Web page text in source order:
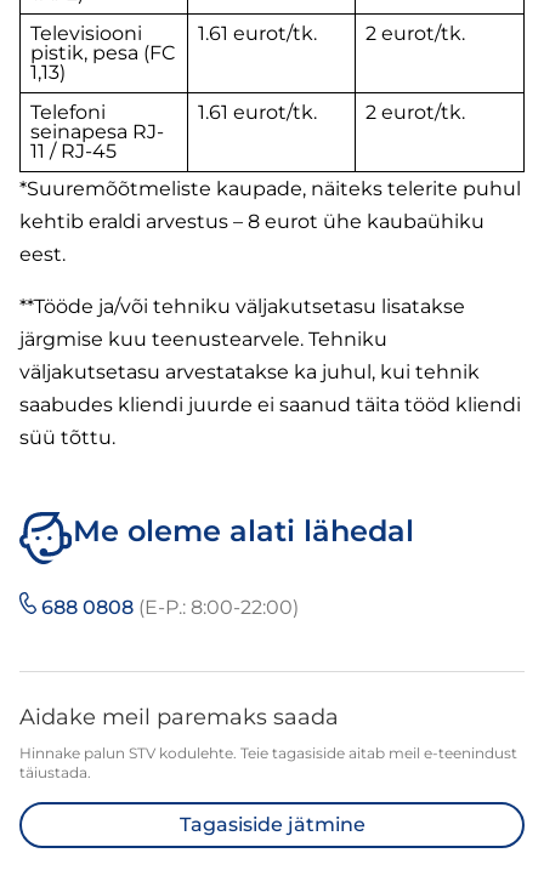
Televisiooni
pistik, pesa (FC
1,13)
1.61 eurot/tk. 2 eurot/tk.
Telefoni
seinapesa RJ-
11 / RJ-45
1.61 eurot/tk. 2 eurot/tk.
*Suuremõõtmeliste kaupade, näiteks telerite puhul
kehtib eraldi arvestus – 8 eurot ühe kaubaühiku
eest.
**Tööde ja/või tehniku väljakutsetasu lisatakse
järgmise kuu teenustearvele. Tehniku
väljakutsetasu arvestatakse ka juhul, kui tehnik
saabudes kliendi juurde ei saanud täita tööd kliendi
süü tõttu.
Me oleme alati lähedal
688 0808 (E-P.: 8:00-22:00)
Aidake meil paremaks saada
Hinnake palun STV kodulehte. Teie tagasiside aitab meil e-teenindust
täiustada.
Tagasiside jätmine